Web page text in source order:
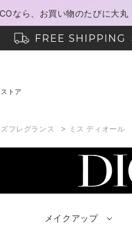
なら、お買い物のたびに大
トア
フレグランス > ミス ディオール
メイクアップ